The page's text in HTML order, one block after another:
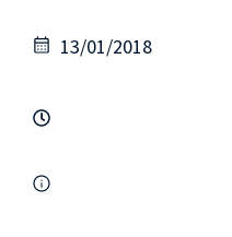
13/01/2018